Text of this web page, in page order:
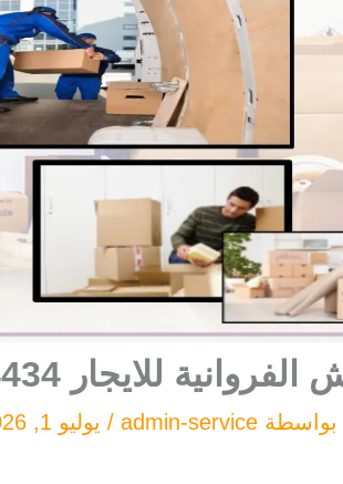
للايجار 00201030714434
بواسطة admin-service
/ يوليو 1, 2026